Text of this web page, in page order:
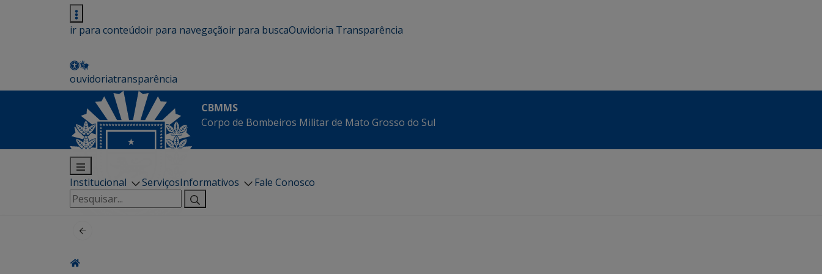
ir para conteúdoir para navegaçãoir para buscaOuvidoria Transparência
ouvidoriatransparência
CBMMS
Corpo de Bombeiros Militar de Mato Grosso do Sul
Institucional ServiçosInformativos
Fale Conosco
Pesquisar
por: